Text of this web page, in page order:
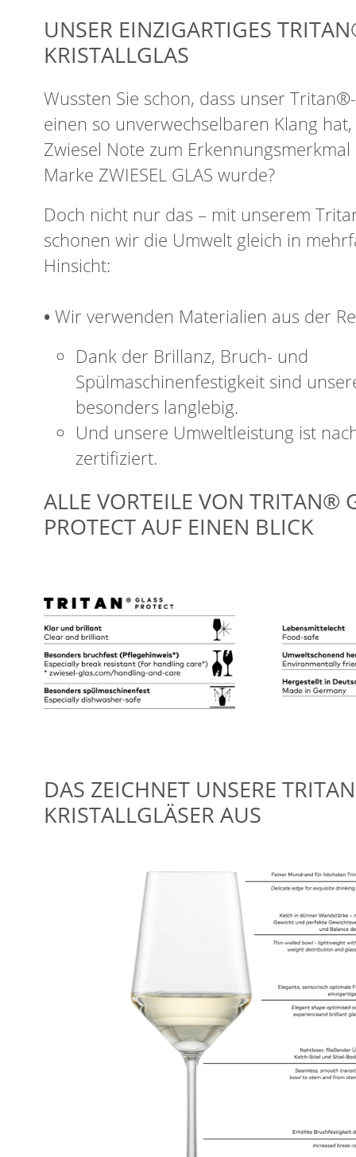
UNSER EINZIGARTIGES
KRISTALLGLAS
Wussten Sie schon, dass unser
einen so unverwechselbaren Klang
Zwiesel Note zum
Marke ZWIESEL GLAS wurde?
Doch nicht nur das – mit unserem
schonen wir die Umwelt gleich in
Hinsicht:
•Wir verwenden Materialien aus der
Dank der Brillanz, Bruch- und
Spülmaschinenfestigkeit sind
besonders langlebig.
Und unsere Umweltleistung ist
zertifiziert.
ALLE VORTEILE VON TRITAN®
PROTECT AUF EINEN BLICK
DAS ZEICHNET UNSERE
KRISTALLGLÄSER AUS